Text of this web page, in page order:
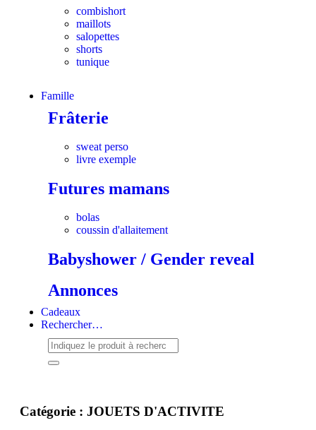
combishort
maillots
salopettes
shorts
tunique
Famille
Frâterie
sweat perso
livre exemple
Futures mamans
bolas
coussin d'allaitement
Babyshower / Gender reveal
Annonces
Cadeaux
Rechercher…
Catégorie : JOUETS D'ACTIVITE